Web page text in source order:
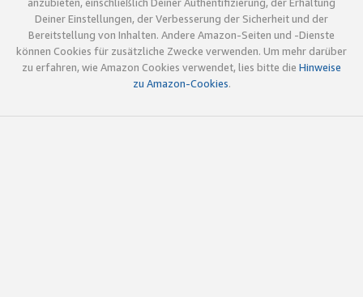
anzubieten, einschließlich Deiner Authentifizierung, der Erhaltung
Deiner Einstellungen, der Verbesserung der Sicherheit und der
Bereitstellung von Inhalten. Andere Amazon-Seiten und -Dienste
können Cookies für zusätzliche Zwecke verwenden. Um mehr darüber
zu erfahren, wie Amazon Cookies verwendet, lies bitte die Hinweise
zu Amazon-Cookies.